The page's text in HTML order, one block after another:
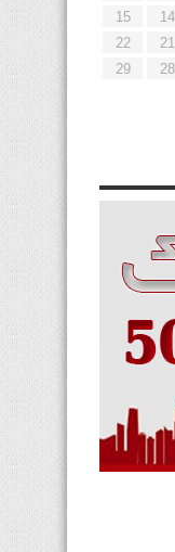
14
15
21
22
28
29